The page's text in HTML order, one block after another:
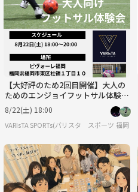
【大好評のため2回目開催】大人の
ためのエンジョイフットサル体験会
⚽【初心者・一人参加大歓迎】
8/22(土) 18:00
VARIsTA SPORTs(バリスタ スポーツ)福岡